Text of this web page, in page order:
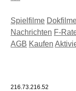
Spielfilme
Nachrichten F-
AGB Kaufen
216.73.216.52